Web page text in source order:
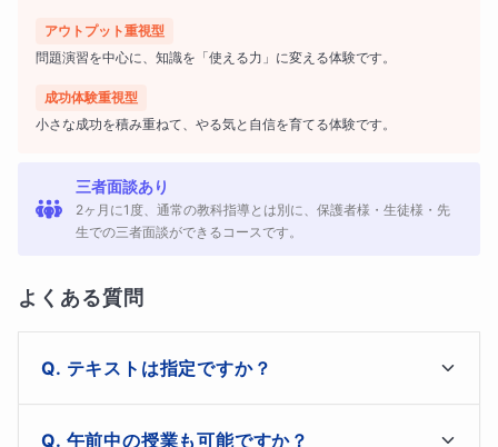
過去に自己肯定感が低く、やる気が出ない生徒を受け持った経験
信をなくし、大量の宿題が出されたことによるストレスでメンタ
初めて受け持った時は元気がなく、発言がネガティブで、テスト
ら指導では、問題を解けた時、学校の小テストが良かった時、私
て、自信を深めてもらいました。
アウトプット重視型
問題演習を中心に、知識を「使える力」に変える体験です。
成功体験重視型
小さな成功を積み重ねて、やる気と自信を育てる体験です。
三者面談あり
2ヶ月に1度、通常の教科指導とは別に、保護者様・生徒様・先
生での三者面談ができるコースです。
よくある質問
テキストは指定ですか？
ご家庭の要望に合わせて対応も可能ですし、お子さんに
午前中の授業も可能ですか？